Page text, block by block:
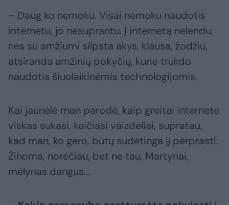
– Daug ko nemoku. Visai nemoku naudotis
internetu, jo nesuprantu. Į internetą nelendu,
nes su amžiumi silpsta akys, klausa, žodžiu,
atsiranda amžinių pokyčių, kurie trukdo
naudotis šiuolaikinėmis technologijomis.
Kai jaunėlė man parodė, kaip greitai internete
viskas sukasi, keičiasi vaizdeliai, supratau,
kad man, ko gero, būtų sudėtinga jį perprasti.
Žinoma, norėčiau, bet ne tau, Martynai,
mėlynas dangus...